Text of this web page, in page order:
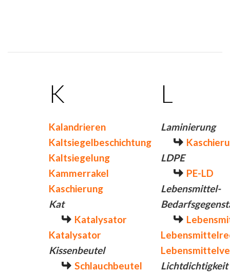
K
Kalandrieren
Kaltsiegelbeschichtung
Kaltsiegelung
Kammerrakel
Kaschierung
Kat
Katalysator
Katalysator
Kissenbeutel
Schlauchbeutel
L
Laminierung
LDPE
PE-LD
Lebensmittel-
Lichtdichtigkeit